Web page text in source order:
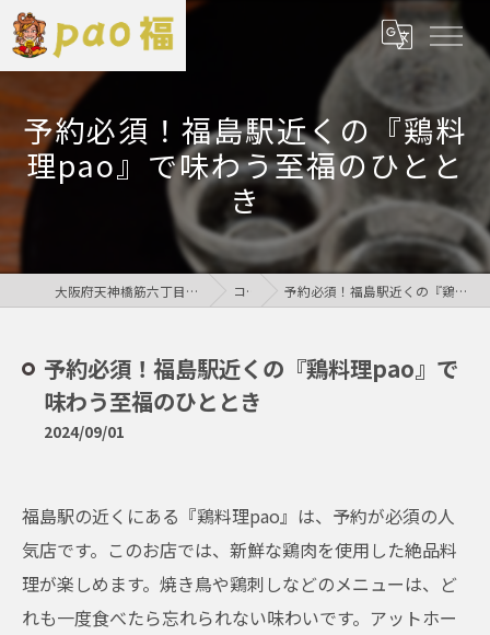
予約必須！福島駅近くの『鶏料
理pao』で味わう至福のひとと
き
大阪府天神橋筋六丁目の居酒屋なら鶏居酒屋pao福 コラム 予約必須！福島駅近くの『鶏料理pao』で味わう至福のひととき
予約必須！福島駅近くの『鶏料理pao』で
味わう至福のひととき
2024/09/01
福島駅の近くにある『鶏料理pao』は、予約が必須の人
気店です。このお店では、新鮮な鶏肉を使用した絶品料
理が楽しめます。焼き鳥や鶏刺しなどのメニューは、ど
れも一度食べたら忘れられない味わいです。アットホー